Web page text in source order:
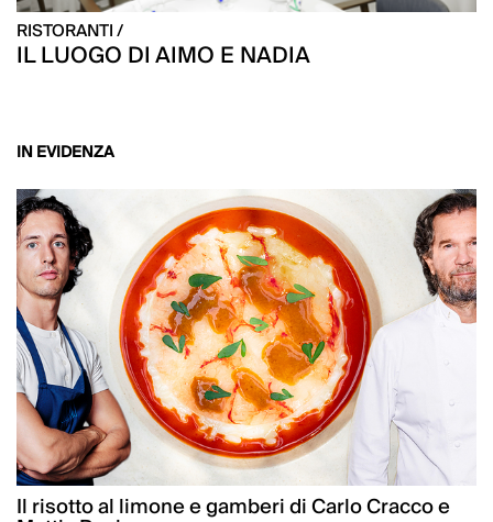
RISTORANTI /
IL LUOGO DI AIMO E NADIA
IN EVIDENZA
Il risotto al limone e gamberi di Carlo Cracco e